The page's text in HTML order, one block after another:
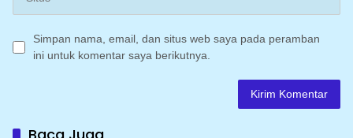
Simpan nama, email, dan situs web saya pada peramban
ini untuk komentar saya berikutnya.